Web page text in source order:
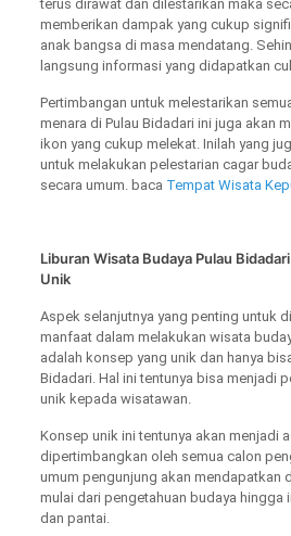
terus dirawat dan dilestarikan maka
memberikan dampak yang cukup
anak bangsa di masa mendatang.
langsung informasi yang didapatkan
Pertimbangan untuk melestarikan
menara di Pulau Bidadari ini juga akan
ikon yang cukup melekat. Inilah yang
untuk melakukan pelestarian cagar
secara umum. baca Tempat Wisata
Liburan Wisata Budaya Pulau
Unik
Aspek selanjutnya yang penting untuk
manfaat dalam melakukan wisata
adalah konsep yang unik dan hanya
Bidadari. Hal ini tentunya bisa menjadi
unik kepada wisatawan.
Konsep unik ini tentunya akan menjadi
dipertimbangkan oleh semua calon
umum pengunjung akan mendapatkan
mulai dari pengetahuan budaya hingga
dan pantai.